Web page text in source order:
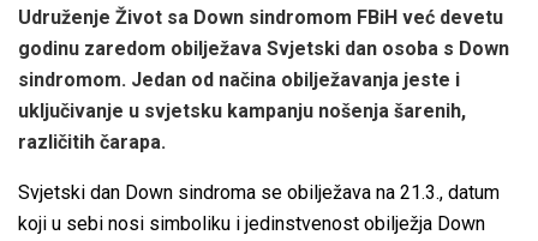
Udruženje Život sa Down sindromom FBiH već devetu
godinu zaredom obilježava Svjetski dan osoba s Down
sindromom. Jedan od načina obilježavanja jeste i
uključivanje u svjetsku kampanju nošenja šarenih,
različitih čarapa.
Svjetski dan Down sindroma se obilježava na 21.3., datum
koji u sebi nosi simboliku i jedinstvenost obilježja Down